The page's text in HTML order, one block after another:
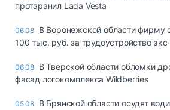
протаранил Lada Vesta
06.08 В Воронежской области фирму
100 тыс. руб. за трудоустройство
06.08 В Тверской области обломки
фасад логокомплекса Wildberries
05.08 В Брянской области осудят